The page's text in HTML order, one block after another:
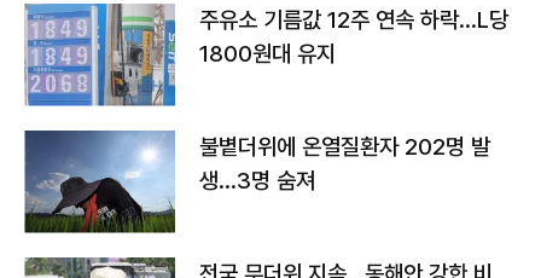
주유소 기름값 12주 연속 하락…L당
1800원대 유지
불볕더위에 온열질환자 202명 발
생…3명 숨져